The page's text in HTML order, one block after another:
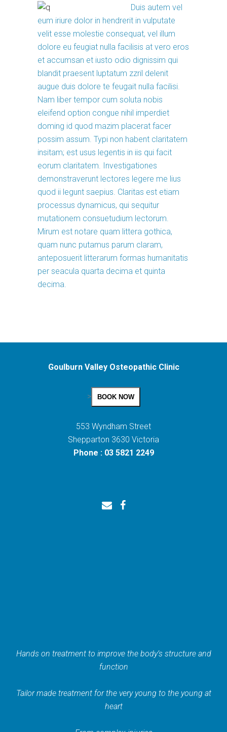
Duis autem vel
eum iriure dolor in hendrerit in vulputate
velit esse molestie consequat, vel illum
dolore eu feugiat nulla facilisis at vero eros
et accumsan et iusto odio dignissim qui
blandit praesent luptatum zzril delenit
augue duis dolore te feugait nulla facilisi.
Nam liber tempor cum soluta nobis
eleifend option congue nihil imperdiet
doming id quod mazim placerat facer
possim assum. Typi non habent claritatem
insitam; est usus legentis in iis qui facit
eorum claritatem. Investigationes
demonstraverunt lectores legere me lius
quod ii legunt saepius. Claritas est etiam
processus dynamicus, qui sequitur
mutationem consuetudium lectorum.
Mirum est notare quam littera gothica,
quam nunc putamus parum claram,
anteposuerit litterarum formas humanitatis
per seacula quarta decima et quinta
decima.
Goulburn Valley Osteopathic Clinic
> BOOK NOW
553 Wyndham Street
Shepparton 3630 Victoria
Phone : 03 5821 2249
Hands on treatment to improve the body’s structure and
function
Tailor made treatment for the very young to the young at
heart